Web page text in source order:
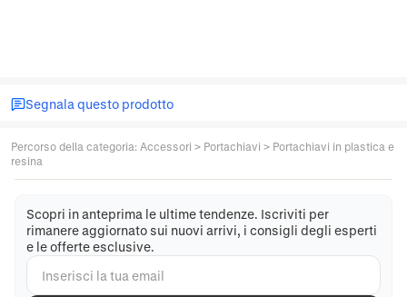
Segnala questo prodotto
Percorso della categoria: Accessori > Portachiavi > Portachiavi in plastica e
resina
Scopri in anteprima le ultime tendenze. Iscriviti per
rimanere aggiornato sui nuovi arrivi, i consigli degli esperti
e le offerte esclusive.